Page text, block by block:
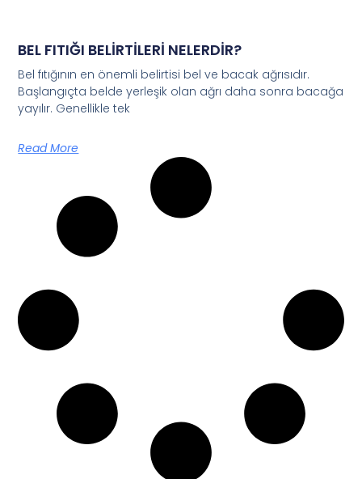
BEL FITIĞI BELİRTİLERİ NELERDİR?
Bel fıtığının en önemli belirtisi bel ve bacak ağrısıdır.
Başlangıçta belde yerleşik olan ağrı daha sonra bacağa
yayılır. Genellikle tek
Read More